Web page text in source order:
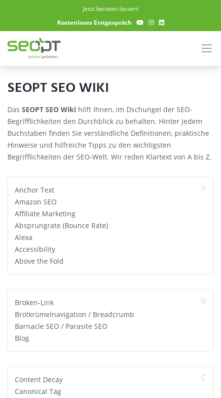
Jetzt beraten lassen!
Kostenloses Erstgespräch
SEOPT SEO WIKI
Das SEOPT SEO Wiki hilft Ihnen, im Dschungel der SEO-
Begrifflichkeiten den Durchblick zu behalten. Hinter jedem
Buchstaben finden Sie verständliche Definitionen, praktische
Hinweise und hilfreiche Tipps zu den wichtigsten
Begrifflichkeiten der SEO-Welt. Wir reden Klartext von A bis Z.
Anchor Text
Amazon SEO
Affiliate Marketing
Absprungrate (Bounce Rate)
Alexa
Accessibility
Above the Fold
Broken-Link
Brotkrümelnavigation / Breadcrumb
Barnacle SEO / Parasite SEO
Blog
Content Decay
Canonical Tag